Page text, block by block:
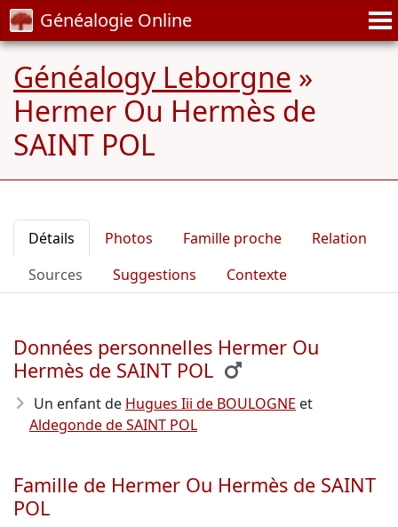
Généalogie Online
Généalogy Leborgne »
Hermer Ou Hermès de
SAINT POL
Détails Photos Famille proche
Relation
Sources
Suggestions Contexte
Données personnelles Hermer Ou
Hermès de SAINT POL
Un enfant de Hugues Iii de BOULOGNE et
Aldegonde de SAINT POL
Famille de Hermer Ou Hermès de SAINT
POL